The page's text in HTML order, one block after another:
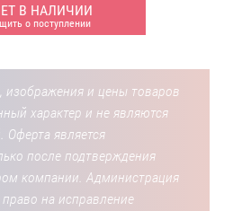
В НАЛИЧИИ
о поступлении
изображения и цены товаров
характер и не являются
Оферта является
после подтверждения
компании. Администрация
на исправление